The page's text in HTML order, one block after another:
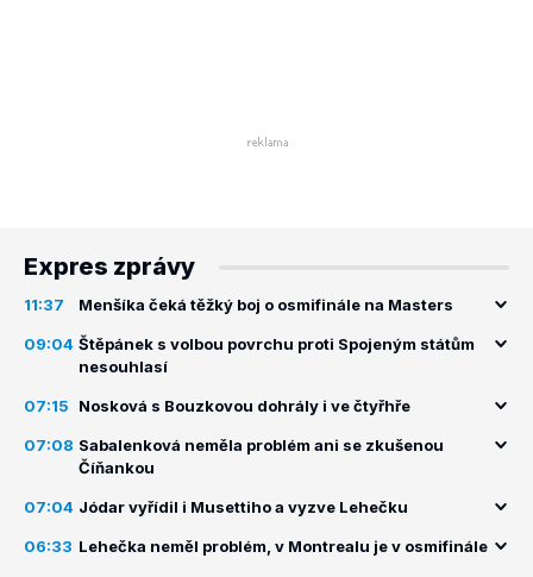
Expres zprávy
11:37 Menšíka čeká těžký boj o osmifinále na Masters
09:04 Štěpánek s volbou povrchu proti Spojeným státům
nesouhlasí
07:15 Nosková s Bouzkovou dohrály i ve čtyřhře
07:08 Sabalenková neměla problém ani se zkušenou
Číňankou
07:04 Jódar vyřídil i Musettiho a vyzve Lehečku
06:33 Lehečka neměl problém, v Montrealu je v osmifinále